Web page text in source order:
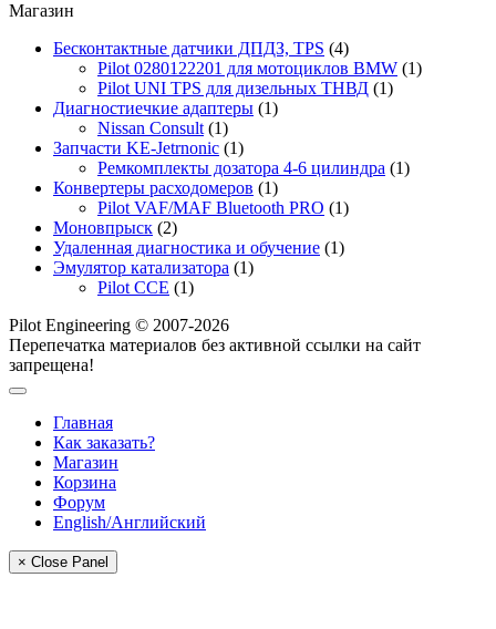
Магазин
Бесконтактные датчики ДПДЗ, TPS (4)
Pilot 0280122201 для мотоциклов BMW (1)
Pilot UNI TPS для дизельных ТНВД (1)
Диагностиечкие адаптеры (1)
Nissan Consult (1)
Запчасти KE-Jetrnonic (1)
Ремкомплекты дозатора 4-6 цилиндра (1)
Конвертеры расходомеров (1)
Pilot VAF/MAF Bluetooth PRO (1)
Моновпрыск (2)
Удаленная диагностика и обучение (1)
Эмулятор катализатора (1)
Pilot CCE (1)
Pilot Engineering © 2007-2026
Перепечатка материалов без активной ссылки на сайт
запрещена!
Главная
Как заказать?
Магазин
Корзина
Форум
English/Английский
× Close Panel